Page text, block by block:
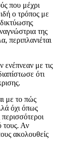
που μέχρι
ο τρόπος με
της
περιπλανιέται
με τις
ότι
με το πώς
όχι όπως
τους. Αν
ακολουθείς